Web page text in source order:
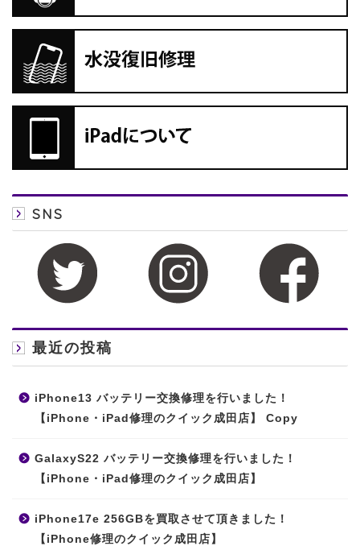
SNS
最近の投稿
iPhone13 バッテリー交換修理を行いました！
【iPhone・iPad修理のクイック成田店】 Copy
GalaxyS22 バッテリー交換修理を行いました！
【iPhone・iPad修理のクイック成田店】
iPhone17e 256GBを買取させて頂きました！
【iPhone修理のクイック成田店】